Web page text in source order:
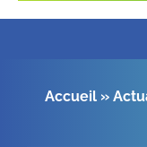
Accueil »